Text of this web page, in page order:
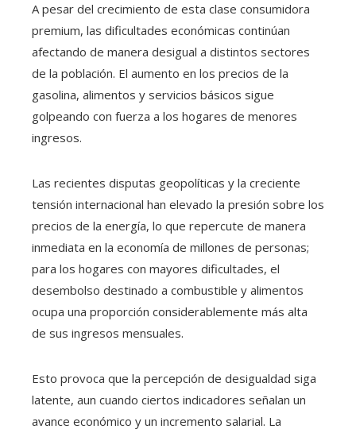
A pesar del crecimiento de esta clase consumidora
premium, las dificultades económicas continúan
afectando de manera desigual a distintos sectores
de la población. El aumento en los precios de la
gasolina, alimentos y servicios básicos sigue
golpeando con fuerza a los hogares de menores
ingresos.
Las recientes disputas geopolíticas y la creciente
tensión internacional han elevado la presión sobre los
precios de la energía, lo que repercute de manera
inmediata en la economía de millones de personas;
para los hogares con mayores dificultades, el
desembolso destinado a combustible y alimentos
ocupa una proporción considerablemente más alta
de sus ingresos mensuales.
Esto provoca que la percepción de desigualdad siga
latente, aun cuando ciertos indicadores señalan un
avance económico y un incremento salarial. La